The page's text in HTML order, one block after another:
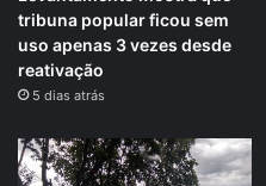
tribuna popular ficou sem
uso apenas 3 vezes desde
reativação
5 dias atrás